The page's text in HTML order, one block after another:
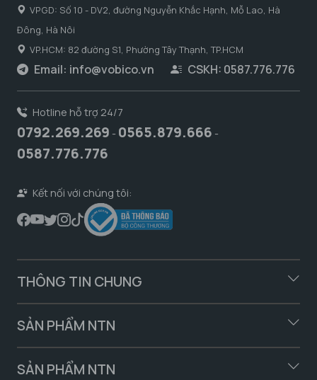
VPGD: Số 10 - DV2, đường Nguyễn Khắc Hạnh, Mỗ Lao, Hà
Đông, Hà Nôi
VP.HCM: 82 đường S1, Phường Tây Thạnh, TP.HCM
Email: info@vobico.vn CSKH: 0587.776.776
Hotline hỗ trợ 24/7
0792.269.269 - 0565.879.666 -
0587.776.776
Kết nối với chúng tôi:
THÔNG TIN CHUNG
SẢN PHẨM NTN
SẢN PHẨM NTN